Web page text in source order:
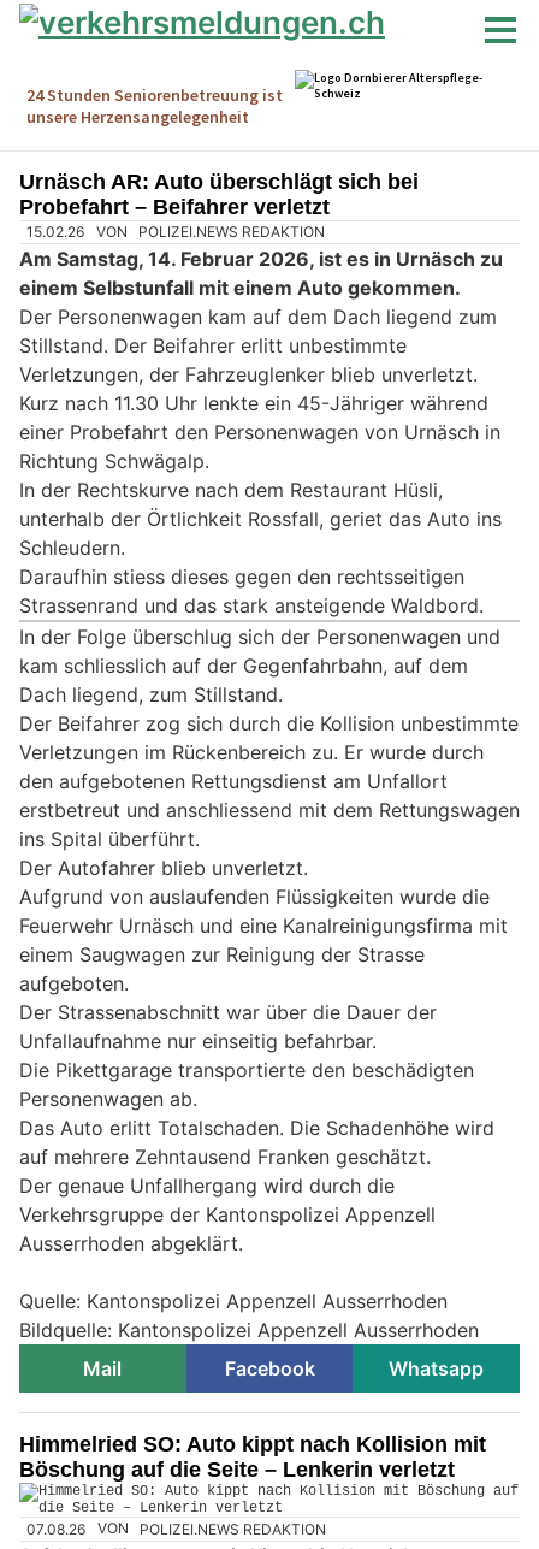
Urnäsch AR: Auto überschlägt sich bei
Probefahrt – Beifahrer verletzt
15.02.26 VON POLIZEI.NEWS REDAKTION
Am Samstag, 14. Februar 2026, ist es in Urnäsch zu
einem Selbstunfall mit einem Auto gekommen.
Der Personenwagen kam auf dem Dach liegend zum
Stillstand. Der Beifahrer erlitt unbestimmte
Verletzungen, der Fahrzeuglenker blieb unverletzt.
Kurz nach 11.30 Uhr lenkte ein 45-Jähriger während
einer Probefahrt den Personenwagen von Urnäsch in
Richtung Schwägalp.
In der Rechtskurve nach dem Restaurant Hüsli,
unterhalb der Örtlichkeit Rossfall, geriet das Auto ins
Schleudern.
Daraufhin stiess dieses gegen den rechtsseitigen
Strassenrand und das stark ansteigende Waldbord.
In der Folge überschlug sich der Personenwagen und
kam schliesslich auf der Gegenfahrbahn, auf dem
Dach liegend, zum Stillstand.
Der Beifahrer zog sich durch die Kollision unbestimmte
Verletzungen im Rückenbereich zu. Er wurde durch
den aufgebotenen Rettungsdienst am Unfallort
erstbetreut und anschliessend mit dem Rettungswagen
ins Spital überführt.
Der Autofahrer blieb unverletzt.
Aufgrund von auslaufenden Flüssigkeiten wurde die
Feuerwehr Urnäsch und eine Kanalreinigungsfirma mit
einem Saugwagen zur Reinigung der Strasse
aufgeboten.
Der Strassenabschnitt war über die Dauer der
Unfallaufnahme nur einseitig befahrbar.
Die Pikettgarage transportierte den beschädigten
Personenwagen ab.
Das Auto erlitt Totalschaden. Die Schadenhöhe wird
auf mehrere Zehntausend Franken geschätzt.
Der genaue Unfallhergang wird durch die
Verkehrsgruppe der Kantonspolizei Appenzell
Ausserrhoden abgeklärt.
Quelle: Kantonspolizei Appenzell Ausserrhoden
Bildquelle: Kantonspolizei Appenzell Ausserrhoden
Mail
Facebook Whatsapp
Himmelried SO: Auto kippt nach Kollision mit
Böschung auf die Seite – Lenkerin verletzt
07.08.26 VON POLIZEI.NEWS REDAKTION